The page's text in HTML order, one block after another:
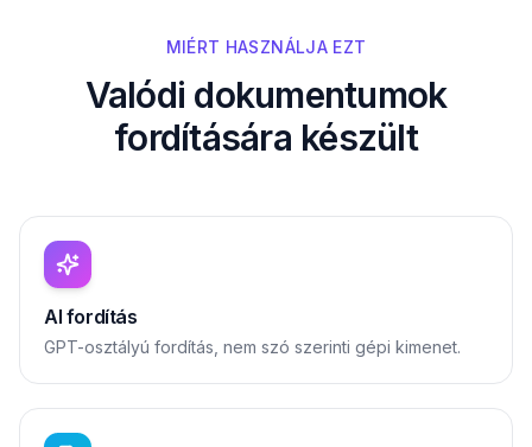
MIÉRT HASZNÁLJA EZT
Valódi dokumentumok
fordítására készült
AI fordítás
GPT-osztályú fordítás, nem szó szerinti gépi kimenet.